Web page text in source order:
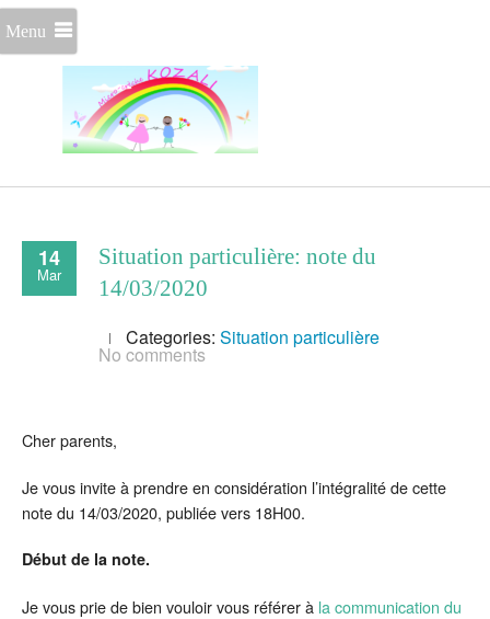
Menu
14
Mar
Situation particulière: note du
14/03/2020
Categories: Situation particulière
No comments
Cher parents,
Je vous invite à prendre en considération l’intégralité de cette
note du 14/03/2020, publiée vers 18H00.
Début de la note.
Je vous prie de bien vouloir vous référer à la communication du